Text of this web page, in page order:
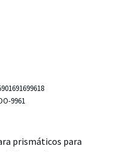
9961
prismáticos para